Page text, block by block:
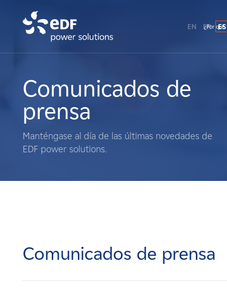
Qué hacemos
Terratenientes
Noticias
EN FR ES
¿Por qué
Comunicados de
prensa
Manténgase al día de las últimas novedades de
EDF power solutions.
Comunicados de prensa